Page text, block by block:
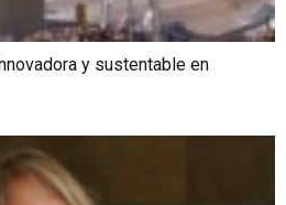
y sustentable en